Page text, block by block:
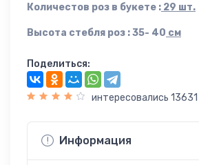
Количестов роз в букете : 29 шт.
Высота стебля роз : 35- 40 см
Поделиться:
интересовались 13631
Информация